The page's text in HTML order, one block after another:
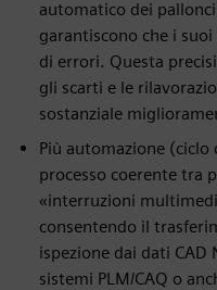
automatico dei
garantiscono che i
di errori. Questa
gli scarti e le
sostanziale
Più automazione
processo coerente tra
«interruzioni
consentendo il
ispezione dai dati CAD
sistemi PLM/CAQ o